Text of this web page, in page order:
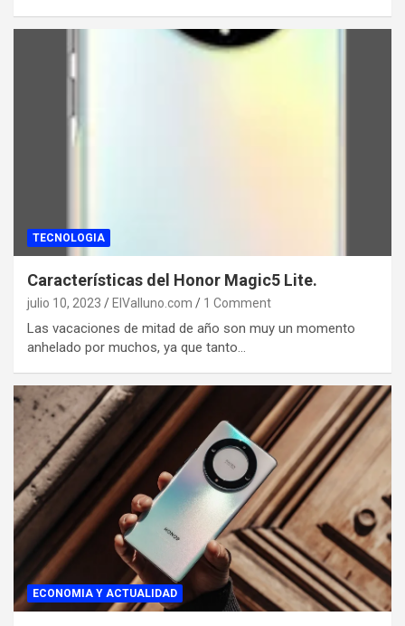
TECNOLOGIA
Características del Honor Magic5 Lite.
julio 10, 2023 ElValluno.com 1 Comment
Las vacaciones de mitad de año son muy un momento
anhelado por muchos, ya que tanto…
ECONOMIA Y ACTUALIDAD